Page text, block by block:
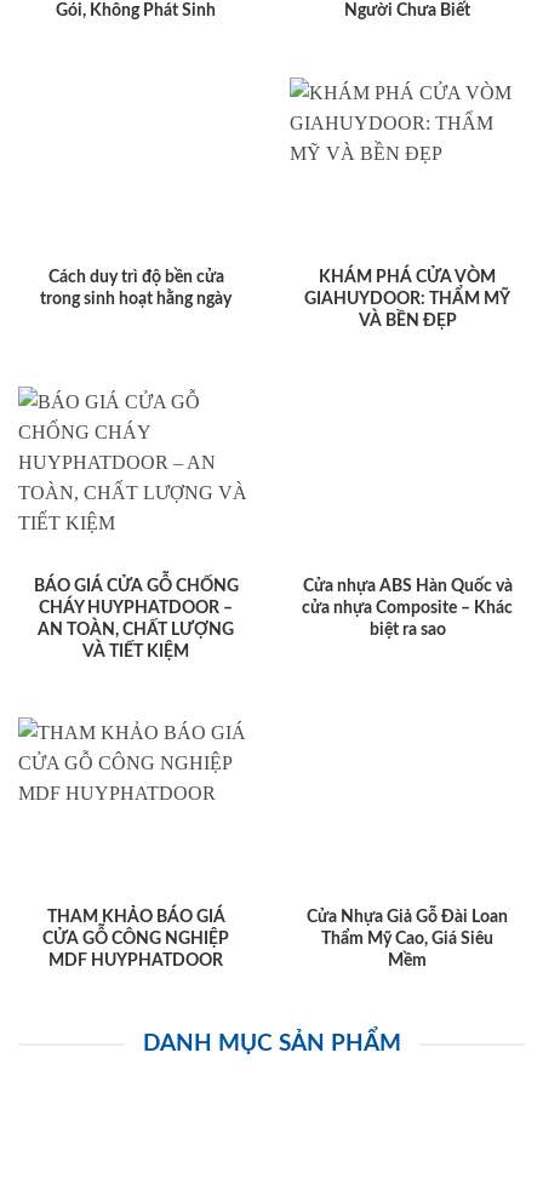
Gói, Không Phát Sinh
Người Chưa Biết
Cách duy trì độ bền cửa
trong sinh hoạt hằng ngày
KHÁM PHÁ CỬA VÒM
GIAHUYDOOR: THẨM MỸ
VÀ BỀN ĐẸP
BÁO GIÁ CỬA GỖ CHỐNG
CHÁY HUYPHATDOOR –
AN TOÀN, CHẤT LƯỢNG
VÀ TIẾT KIỆM
Cửa nhựa ABS Hàn Quốc và
cửa nhựa Composite – Khác
biệt ra sao
THAM KHẢO BÁO GIÁ
CỬA GỖ CÔNG NGHIỆP
MDF HUYPHATDOOR
Cửa Nhựa Giả Gỗ Đài Loan
Thẩm Mỹ Cao, Giá Siêu
Mềm
DANH MỤC SẢN PHẨM